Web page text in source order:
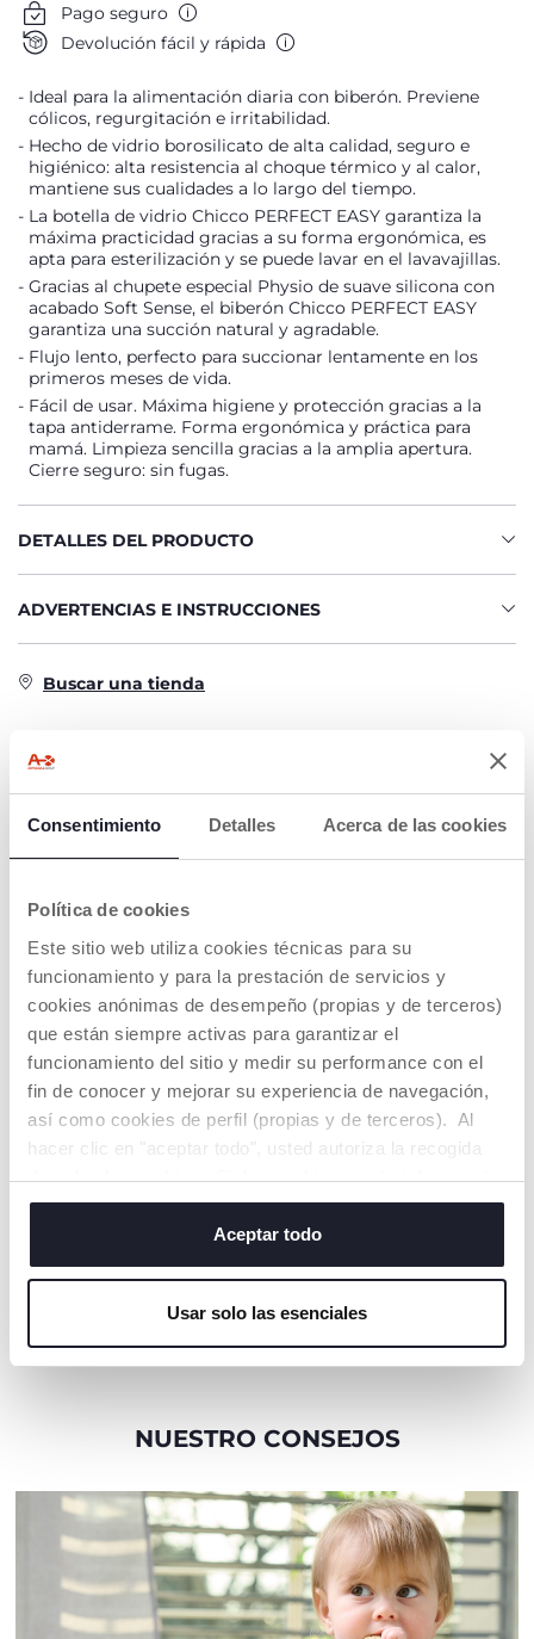
Consentimiento Detalles Acerca de las cookies
Política de cookies
Este sitio web utiliza cookies técnicas para su
funcionamiento y para la prestación de servicios y
cookies anónimas de desempeño (propias y de terceros)
que están siempre activas para garantizar el
funcionamiento del sitio y medir su performance con el
fin de conocer y mejorar su experiencia de navegación,
así como cookies de perfil (propias y de terceros). Al
hacer clic en "aceptar todo", usted autoriza la recogida
de todas las cookies. Si desea obtener más información
o cambiar o revocar el consentimiento de todas o
algunas cookies, haga clic en "mostrar detalles". Al
cerrar este banner, usted consiente en utilizar
servicio solicitado.
Aceptar todo
Usar solo las esenciales
Pago seguro
Devolución fácil y rápida
Ideal para la alimentación diaria con biberón. Previene
cólicos, regurgitación e irritabilidad.
Hecho de vidrio borosilicato de alta calidad, seguro e
higiénico: alta resistencia al choque térmico y al calor,
mantiene sus cualidades a lo largo del tiempo.
La botella de vidrio Chicco PERFECT EASY garantiza la
máxima practicidad gracias a su forma ergonómica, es
apta para esterilización y se puede lavar en el lavavajillas.
Gracias al chupete especial Physio de suave silicona con
acabado Soft Sense, el biberón Chicco PERFECT EASY
garantiza una succión natural y agradable.
Flujo lento, perfecto para succionar lentamente en los
primeros meses de vida.
Fácil de usar. Máxima higiene y protección gracias a la
tapa antiderrame. Forma ergonómica y práctica para
mamá. Limpieza sencilla gracias a la amplia apertura.
Cierre seguro: sin fugas.
DETALLES DEL PRODUCTO
ADVERTENCIAS E INSTRUCCIONES
Buscar una tienda
CARACTERÍSTICAS DEL PRODUCTO
TETINA PHYSIO
Aceptada por 9 de
cada 10 bebés.*
Su especial forma
simétrica, plana y
alargada favorece la
agarrey el
movimiento
AGARRE
PERFECTO
La tetinase adapta
perfectamente a la
boca del bebéy
respeta el
movimiento natural
de succión.
Aceptada por 9 de
cada 10 bebés*
NUESTRO CONSEJOS